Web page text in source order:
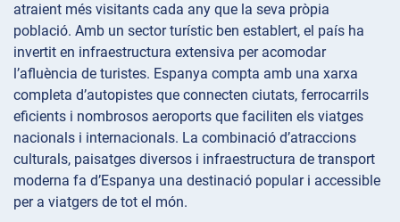
atraient més visitants cada any que la seva pròpia
població. Amb un sector turístic ben establert, el país ha
invertit en infraestructura extensiva per acomodar
l’afluència de turistes. Espanya compta amb una xarxa
completa d’autopistes que connecten ciutats, ferrocarrils
eficients i nombrosos aeroports que faciliten els viatges
nacionals i internacionals. La combinació d’atraccions
culturals, paisatges diversos i infraestructura de transport
moderna fa d’Espanya una destinació popular i accessible
per a viatgers de tot el món.